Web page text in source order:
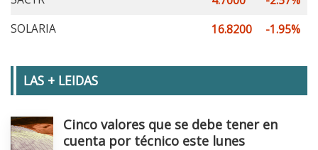
SOLARIA
16.8200 -1.95%
LAS + LEIDAS
Cinco valores que se debe tener en
cuenta por técnico este lunes